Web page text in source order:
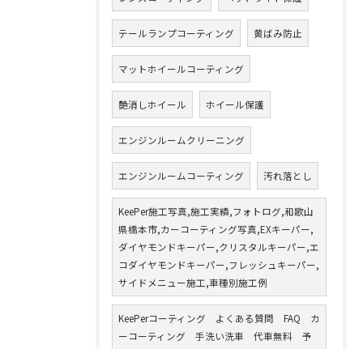
テールランプコーティング 黄ばみ防止
マットホイールコーティング
艶消しホイール ホイール保護
エンジンルームクリーニング
エンジンルームコーティング 汚れ落とし
KeePer施工写真,施工実績,フォトログ,和歌山
県橋本市,カーコーティング写真,EXキーパー,
ダイヤモンドキーパー,クリスタルキーパー,エ
コダイヤモンドキーパー,フレッシュキーパー,
サイドメニュー施工,車種別施工例
KeePerコーティング よくある質問 FAQ カ
ーコーティング 手洗い洗車 代車無料 予